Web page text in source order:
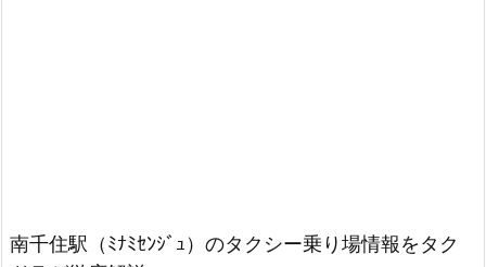
南千住駅（ﾐﾅﾐｾﾝｼﾞｭ）のタクシー乗り場情報をタク